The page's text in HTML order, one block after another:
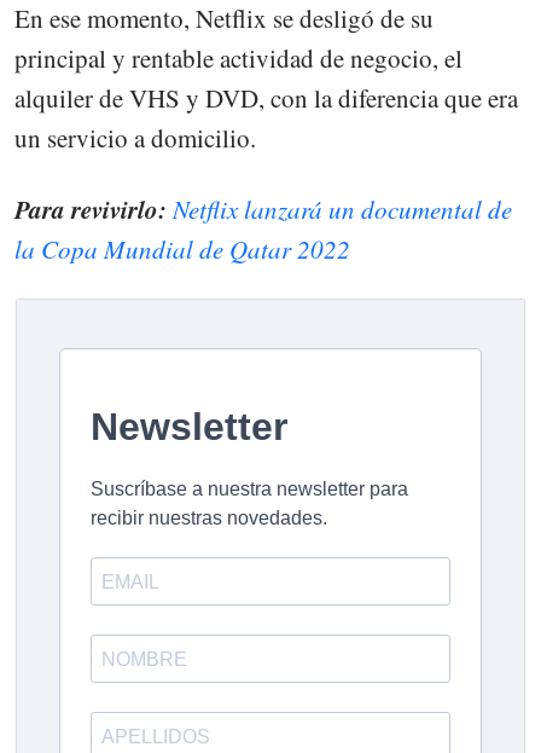
En ese momento, Netflix se desligó de su
principal y rentable actividad de negocio, el
alquiler de VHS y DVD, con la diferencia que era
un servicio a domicilio.
Para revivirlo: Netflix lanzará un documental de
la Copa Mundial de Qatar 2022